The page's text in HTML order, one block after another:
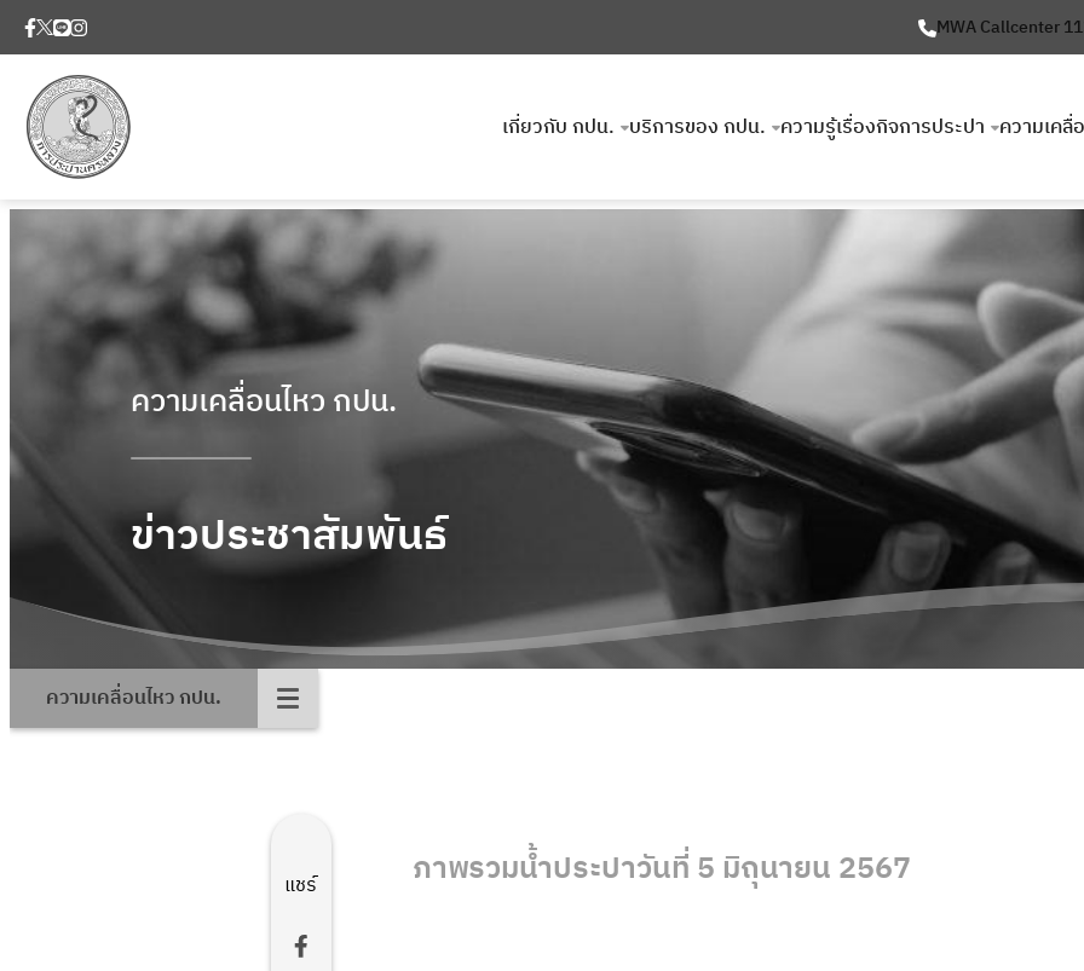
MWA Callcenter
เกี่ยวกับ กปน. บริการของ กปน. ความรู้เรื่องกิจการประปา ความเคลื่
ความเคลื่อนไหว กปน.
ข่าวประชาสัมพันธ์
ความเคลื่อนไหว กปน.
แชร์ ภาพรวมน้ำประปาวันที่ 5 มิถุนายน 2567